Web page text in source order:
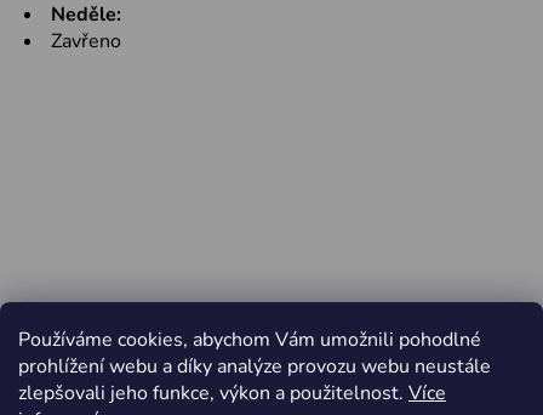
Používáme cookies, abychom Vám umožnili pohodlné
prohlížení webu a díky analýze provozu webu neustále
zlepšovali jeho funkce, výkon a použitelnost. Více
Neděle:
Zavřeno